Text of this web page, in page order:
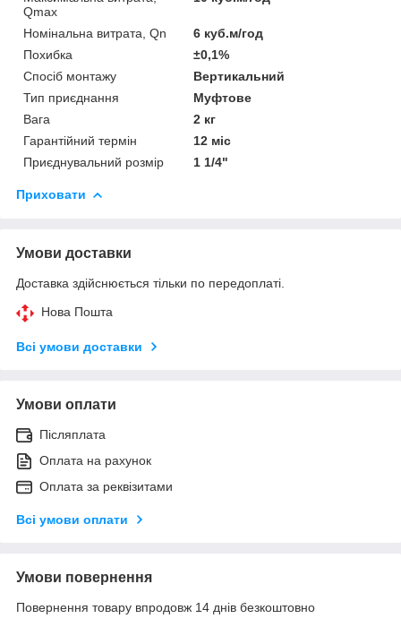
Qmax
Номінальна витрата, Qn
6 куб.м/год
Похибка
±0,1%
Спосіб монтажу
Вертикальний
Тип приєднання
Муфтове
Вага
2 кг
Гарантійний термін
12 міс
Приєднувальний розмір
1 1/4"
Приховати
Умови доставки
Доставка здійснюється тільки по передоплаті.
Нова Пошта
Всі умови доставки
Умови оплати
Післяплата
Оплата на рахунок
Оплата за реквізитами
Всі умови оплати
Умови повернення
Повернення товару впродовж 14 днів безкоштовно